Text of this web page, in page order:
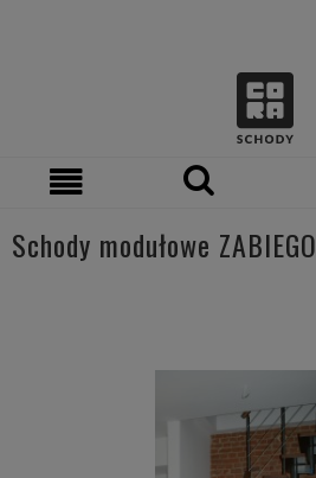
Schody modułowe